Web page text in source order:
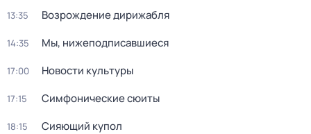
13:35 Возрождение дирижабля
14:35 Мы, нижеподписавшиеся
17:00 Новости культуры
17:15 Симфонические сюиты
18:15 Сияющий купол